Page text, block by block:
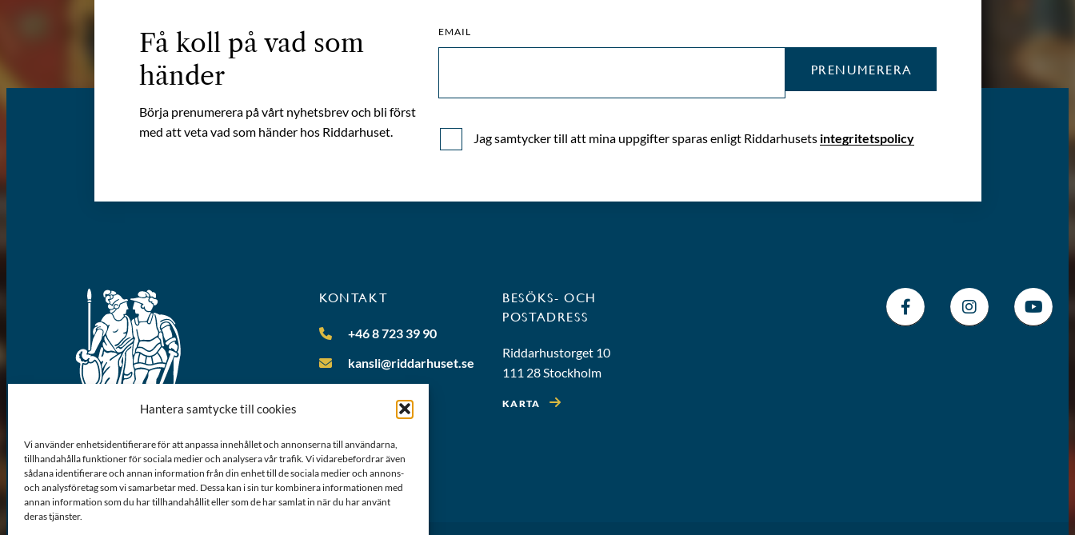
Hantera samtycke till cookies
Vi använder enhetsidentifierare för att anpassa innehållet och annonserna till användarna,
tillhandahålla funktioner för sociala medier och analysera vår trafik. Vi vidarebefordrar även
sådana identifierare och annan information från din enhet till de sociala medier och annons-
och analysföretag som vi samarbetar med. Dessa kan i sin tur kombinera informationen med
annan information som du har tillhandahållit eller som de har samlat in när du har använt
deras tjänster.
Få koll på vad som
händer
Börja prenumerera på vårt nyhetsbrev och bli först
med att veta vad som händer hos Riddarhuset.
EMAIL
Jag samtycker till att mina uppgifter sparas enligt Riddarhusets integritetspolicy
PRENUMERERA
KONTAKT
+46 8 723 39 90
kansli@riddarhuset.se
BESÖKS- OCH
POSTADRESS
Riddarhustorget 10
111 28 Stockholm
KARTA